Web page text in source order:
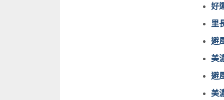
好
里
避
美
避
美